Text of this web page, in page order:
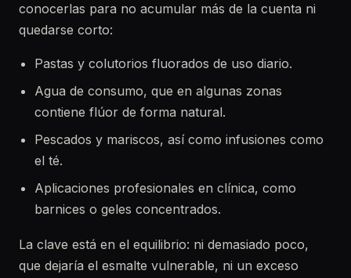
conocerlas para no acumular más de la cuenta ni
quedarse corto:
Pastas y colutorios fluorados de uso diario.
Agua de consumo, que en algunas zonas
contiene flúor de forma natural.
Pescados y mariscos, así como infusiones como
el té.
Aplicaciones profesionales en clínica, como
barnices o geles concentrados.
La clave está en el equilibrio: ni demasiado poco,
que dejaría el esmalte vulnerable, ni un exceso